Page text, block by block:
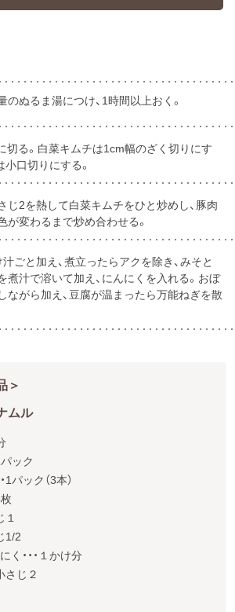
のぬるま湯につけ、1時間以上おく。
切る。白菜キムチは1cm幅のざく切りにす
小口切りにする。
じ2を熱して白菜キムチをひと炒めし、豚肉
が変わるまで炒め合わせる。
ごと加え、煮立ったらアクを除き、みそと
煮汁で溶いて加え、にんにくを入れる。おぼ
ながら加え、豆腐が温まったら万能ねぎを散
＞
ムル
パック
1パック（3本）
枚
１
1/2
く・・・１かけ分
さじ２